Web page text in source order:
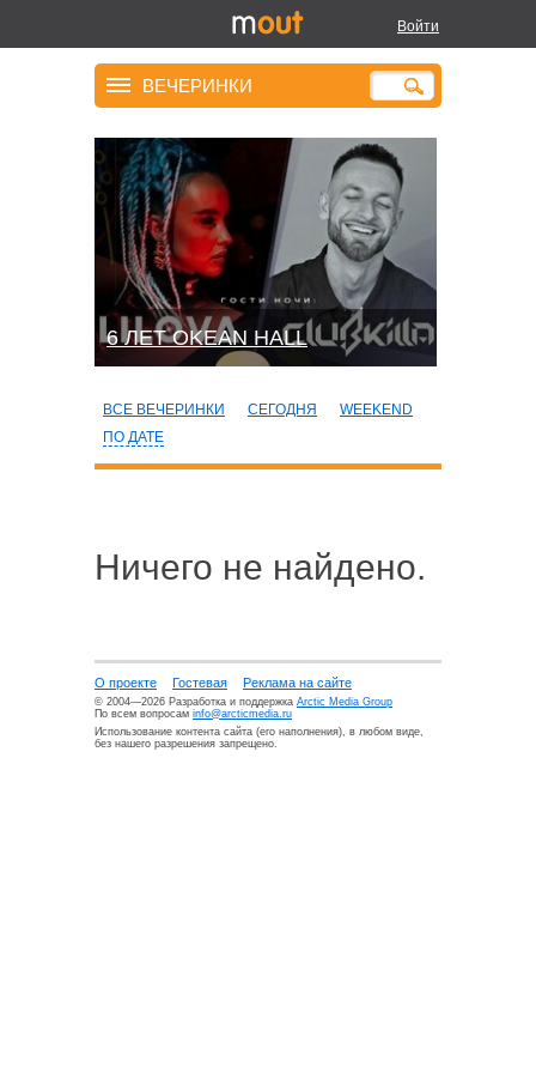
Войти
ВЕЧЕРИНКИ
6 ЛЕТ OKEAN HALL
ВСЕ ВЕЧЕРИНКИ СЕГОДНЯ
WEEKEND
ПО ДАТЕ
Ничего не найдено.
О проекте Гостевая Реклама на сайте
© 2004—2026 Разработка и поддержка Arctic Media Group
По всем вопросам info@arcticmedia.ru
Использование контента сайта (его наполнения), в любом виде,
без нашего разрешения запрещено.